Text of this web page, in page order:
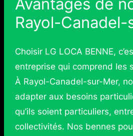
Rayol-
Choisir LG LOCA BENNE,
entreprise qui comprend les
À Rayol-Canadel-sur-Mer,
adapter aux besoins
qu’ils soient particuliers,
collectivités. Nos bennes